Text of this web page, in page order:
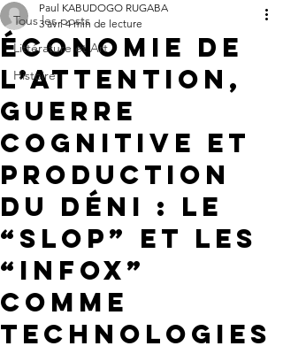
Tous les posts
Littérature et Art
Histoire
Économie de
l’attention,
guerre
cognitive et
production
du déni : le
“slop” et les
“infox”
comme
technologies
Paul KABUDOGO RUGABA
3 avr. 4 min de lecture